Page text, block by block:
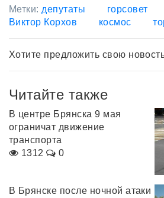
Метки: депутаты
горсовет
Виктор Корхов
космос
Хотите предложить свою
Читайте также
В центре Брянска 9 мая
ограничат движение
транспорта
1312
0
В Брянске после ночной атаки